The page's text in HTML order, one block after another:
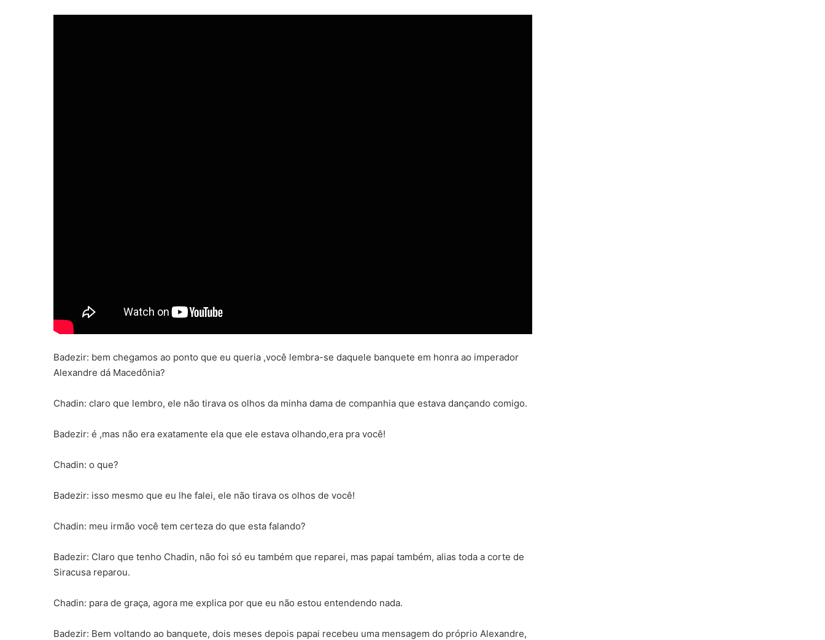
Badezir: bem chegamos ao ponto que eu queria ,você lembra-se daquele banquete em honra ao imperador
Alexandre dá Macedônia?
Chadin: claro que lembro, ele não tirava os olhos da minha dama de companhia que estava dançando comigo.
Badezir: é ,mas não era exatamente ela que ele estava olhando,era pra você!
Chadin: o que?
Badezir: isso mesmo que eu lhe falei, ele não tirava os olhos de você!
Chadin: meu irmão você tem certeza do que esta falando?
Badezir: Claro que tenho Chadin, não foi só eu também que reparei, mas papai também, alias toda a corte de
Siracusa reparou.
Chadin: para de graça, agora me explica por que eu não estou entendendo nada.
Badezir: Bem voltando ao banquete, dois meses depois papai recebeu uma mensagem do próprio Alexandre,